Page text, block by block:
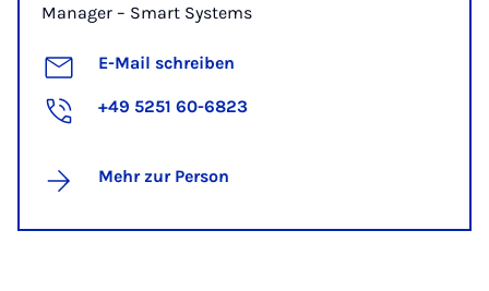
Manager – Smart Systems
E-Mail schreiben
+49 5251 60-6823
Mehr zur Person